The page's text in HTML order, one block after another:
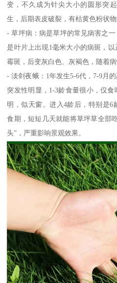
变，不久成为针尖大小的圆形突
生，后期表皮破裂，有枯黄色粉状
- 草坪病：病是草坪的常见病害之
是叶片上出现1毫米大小的病斑，
霉斑，后变灰白色、灰褐色，随着
- 淡剑夜蛾：1年发生5-6代，7-9月
突发性明显，1-3龄食量很小，仅
明，似天窗。进入4龄后，特别是
食期，短短几天就能将草坪草全部
头”，严重影响景观效果。